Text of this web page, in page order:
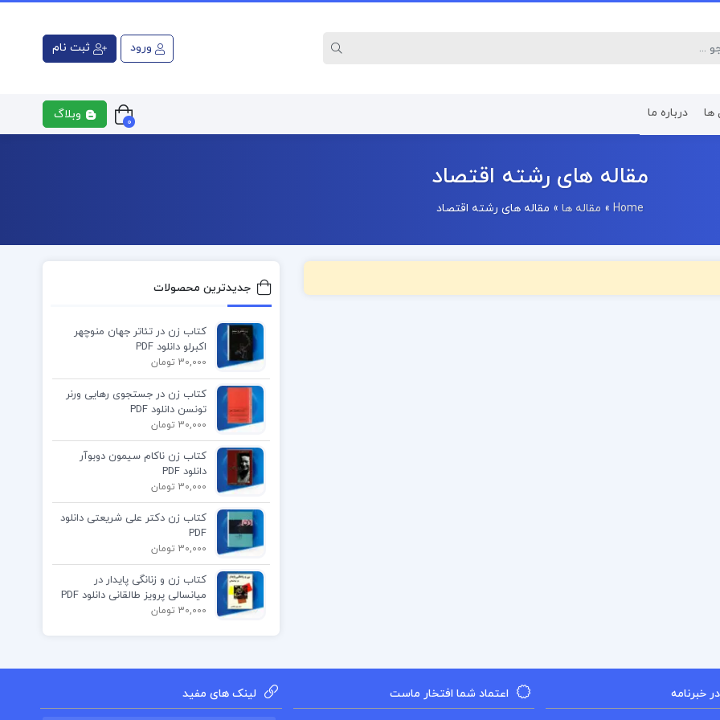
ورود ثبت نام
کتاب رشته اقتصاد
ها درباره ما
0 وبلاگ
مقاله های رشته اقتصاد
Home
» مقاله ها » مقاله های رشته اقتصاد
جدیدترین محصولات
کتاب زن در تئاتر جهان منوچهر
اکبرلو دانلود PDF
30,000 تومان
کتاب زن در جستجوی رهایی ورنر
تونسن دانلود PDF
30,000 تومان
کتاب زن ناکام سیمون دوبوآر
دانلود PDF
30,000 تومان
کتاب زن دکتر علی شریعتی دانلود
PDF
30,000 تومان
کتاب زن و زنانگی پایدار در
میانسالی پرویز طالقانی دانلود PDF
30,000 تومان
خبرنامه اعتماد شما افتخار ماست لینک های مفید